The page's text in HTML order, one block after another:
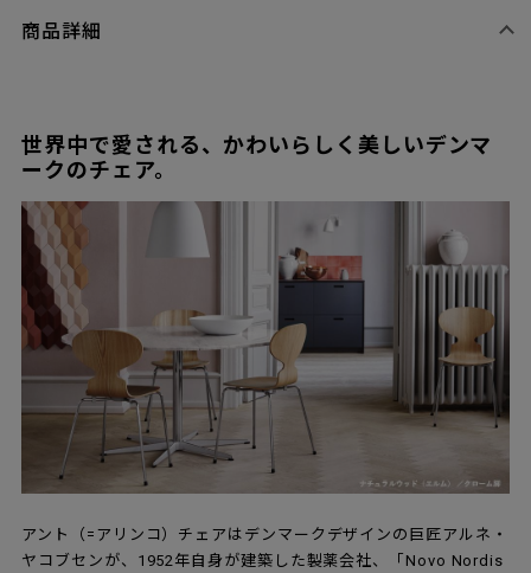
商品詳細
世界中で愛される、かわいらしく美しいデンマ
ークのチェア。
アント（=アリンコ）チェアはデンマークデザインの巨匠アルネ・
ヤコブセンが、1952年自身が建築した製薬会社、「Novo Nordis